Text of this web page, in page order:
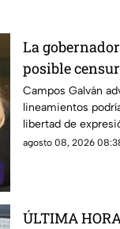
La
posible
Gobierno
Campos Galván
lineamientos
libertad de
agosto 08, 2026
ÚLTIMA